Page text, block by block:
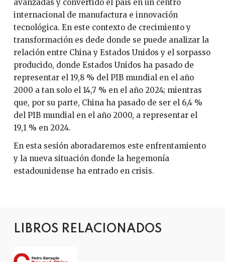
avanzadas y convertido el país en un centro
internacional de manufactura e innovación
tecnológica. En este contexto de crecimiento y
transformación es dede donde se puede analizar la
relación entre China y Estados Unidos y el sorpasso
producido, donde Estados Unidos ha pasado de
representar el 19,8 % del PIB mundial en el año
2000 a tan solo el 14,7 % en el año 2024; mientras
que, por su parte, China ha pasado de ser el 6,4 %
del PIB mundial en el año 2000, a representar el
19,1 % en 2024.
En esta sesión aboradaremos este enfrentamiento
y la nueva situación donde la hegemonía
estadounidense ha entrado en crisis.
LIBROS RELACIONADOS